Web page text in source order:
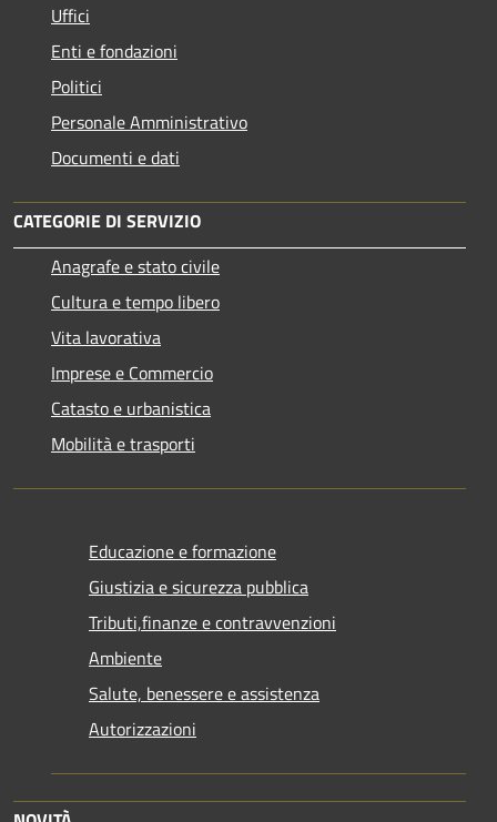
Uffici
Enti e fondazioni
Politici
Personale Amministrativo
Documenti e dati
CATEGORIE DI SERVIZIO
Anagrafe e stato civile
Cultura e tempo libero
Vita lavorativa
Imprese e Commercio
Catasto e urbanistica
Mobilità e trasporti
Educazione e formazione
Giustizia e sicurezza pubblica
Tributi,finanze e contravvenzioni
Ambiente
Salute, benessere e assistenza
Autorizzazioni